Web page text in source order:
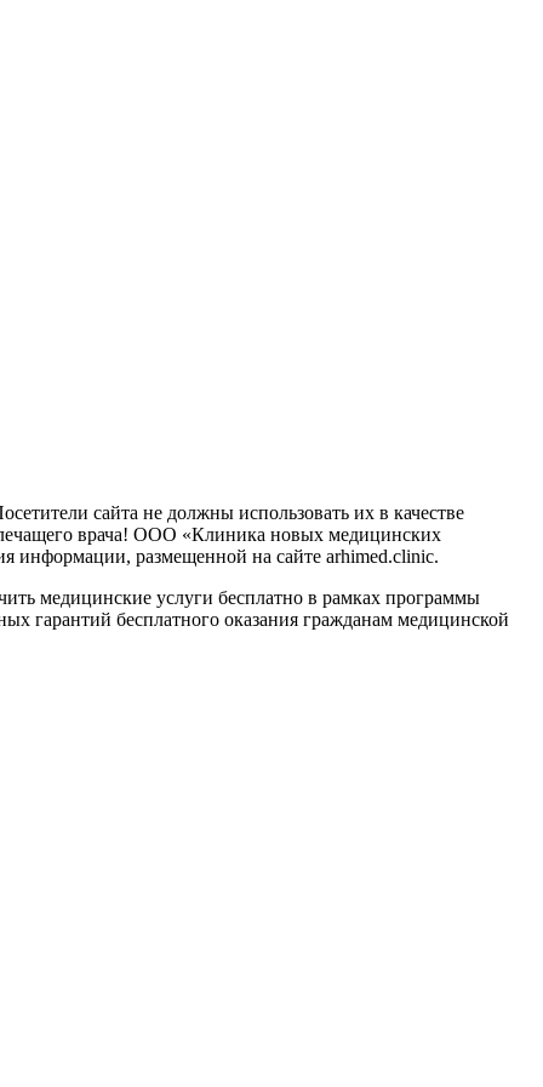
сайта не должны использовать их в качестве
врача! ООО «Клиника новых медицинских
информации, размещенной на сайте arhimed.clinic.
медицинские услуги бесплатно в рамках программы
гарантий бесплатного оказания гражданам медицинской